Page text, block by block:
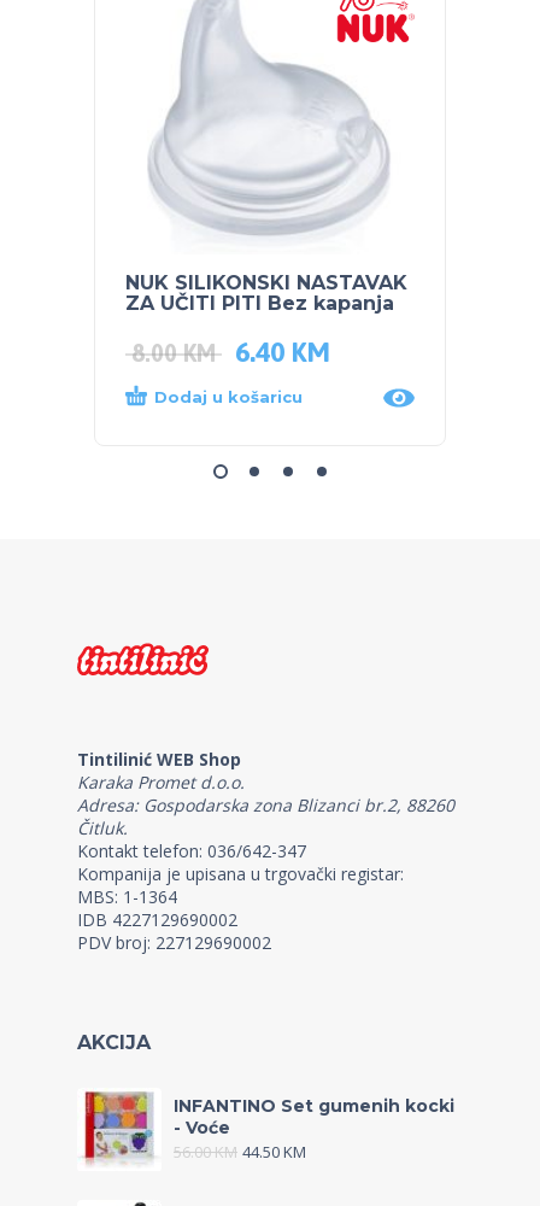
NUK SILIKONSKI NASTAVAK
ZA UČITI PITI Bez kapanja
8.00KM 6.40 KM
Dodaj u košaricu
Tintilinić WEB Shop
Karaka Promet d.o.o.
Adresa: Gospodarska zona Blizanci br.2, 88260
Čitluk.
Kontakt telefon: 036/642-347
Kompanija je upisana u trgovački registar:
MBS: 1-1364
IDB 4227129690002
PDV broj: 227129690002
AKCIJA
INFANTINO Set gumenih kocki
- Voće
56.00KM 44.50KM